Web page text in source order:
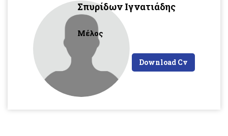
Σπυρίδων Ιγνατιάδης
Μέλος
Download Cv